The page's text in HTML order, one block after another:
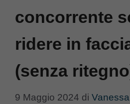
concorrente
ridere in
(senza
9 Maggio 2024 di